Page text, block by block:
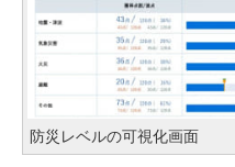
防災レベルの可視化画面